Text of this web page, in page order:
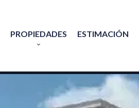
PROPIEDADES ESTIMACIÓN